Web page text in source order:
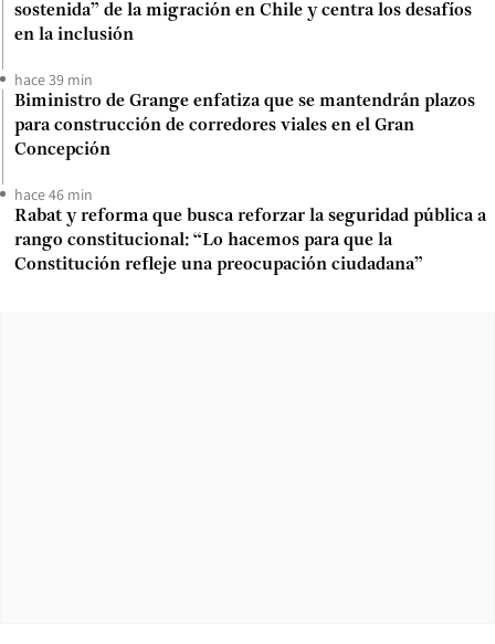
sostenida” de la migración en Chile y centra los desafíos
en la inclusión
hace 39 min
Biministro de Grange enfatiza que se mantendrán plazos
para construcción de corredores viales en el Gran
Concepción
hace 46 min
Rabat y reforma que busca reforzar la seguridad pública a
rango constitucional: “Lo hacemos para que la
Constitución refleje una preocupación ciudadana”